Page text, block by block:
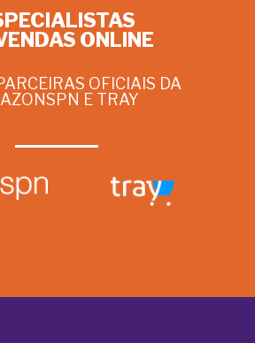
ONLINE
OFICIAIS DA
E TRAY